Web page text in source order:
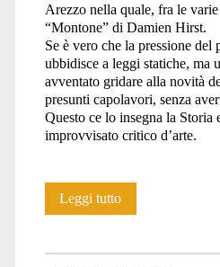
Arezzo nella quale, fra le
“Montone” di Damien Hirst.
Se è vero che la pressione del
ubbidisce a leggi statiche, ma
avventato gridare alla novità
presunti capolavori, senza
Questo ce lo insegna la Storia
improvvisato critico d’arte.
Leggi tuttoLe